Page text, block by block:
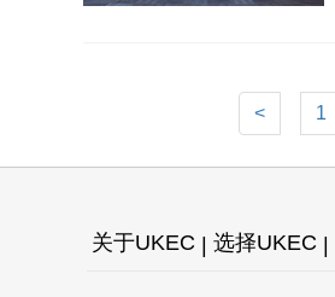
< 1
关于UKEC 选择UKEC